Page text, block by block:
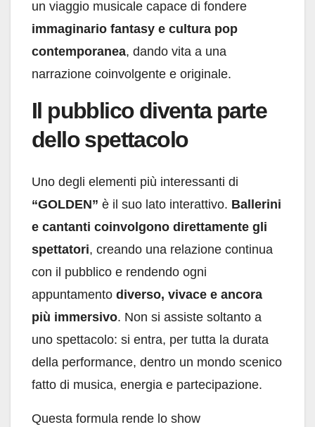
un viaggio musicale capace di fondere
immaginario fantasy e cultura pop
contemporanea, dando vita a una
narrazione coinvolgente e originale.
Il pubblico diventa parte
dello spettacolo
Uno degli elementi più interessanti di
“GOLDEN” è il suo lato interattivo. Ballerini
e cantanti coinvolgono direttamente gli
spettatori, creando una relazione continua
con il pubblico e rendendo ogni
appuntamento diverso, vivace e ancora
più immersivo. Non si assiste soltanto a
uno spettacolo: si entra, per tutta la durata
della performance, dentro un mondo scenico
fatto di musica, energia e partecipazione.
Questa formula rende lo show